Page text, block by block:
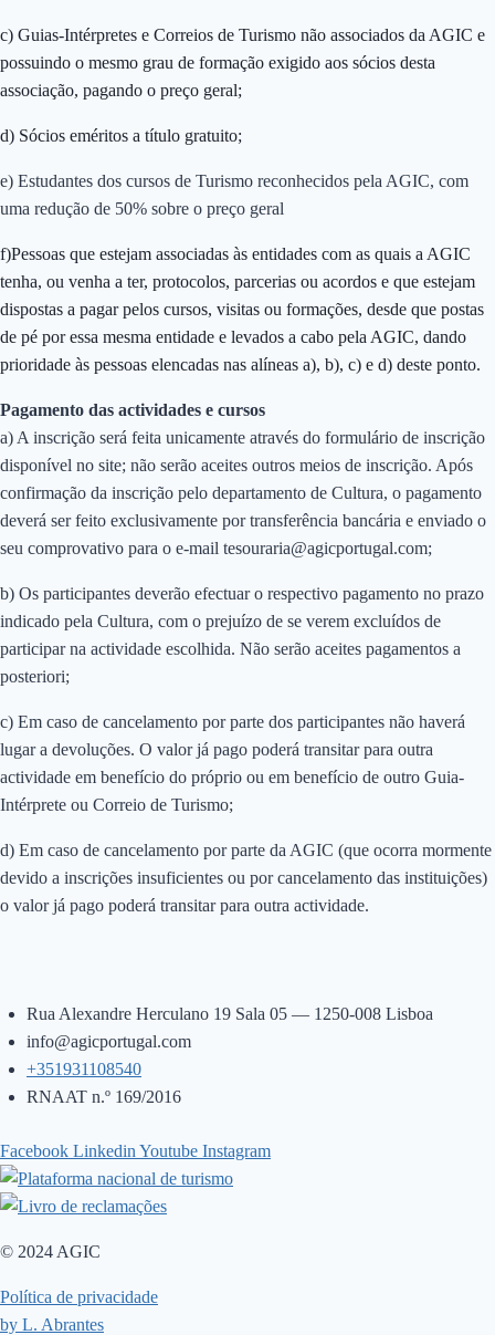
c) Guias-Intérpretes e Correios de Turismo não associados da AGIC e
possuindo o mesmo grau de formação exigido aos sócios desta
associação, pagando o preço geral;
d) Sócios eméritos a título gratuito;
e) Estudantes dos cursos de Turismo reconhecidos pela AGIC, com
uma redução de 50% sobre o preço geral
f)Pessoas que estejam associadas às entidades com as quais a AGIC
tenha, ou venha a ter, protocolos, parcerias ou acordos e que estejam
dispostas a pagar pelos cursos, visitas ou formações, desde que postas
de pé por essa mesma entidade e levados a cabo pela AGIC, dando
prioridade às pessoas elencadas nas alíneas a), b), c) e d) deste ponto.
Pagamento das actividades e cursos
a) A inscrição será feita unicamente através do formulário de inscrição
disponível no site; não serão aceites outros meios de inscrição. Após
confirmação da inscrição pelo departamento de Cultura, o pagamento
deverá ser feito exclusivamente por transferência bancária e enviado o
seu comprovativo para o e-mail tesouraria@agicportugal.com;
b) Os participantes deverão efectuar o respectivo pagamento no prazo
indicado pela Cultura, com o prejuízo de se verem excluídos de
participar na actividade escolhida. Não serão aceites pagamentos a
posteriori;
c) Em caso de cancelamento por parte dos participantes não haverá
lugar a devoluções. O valor já pago poderá transitar para outra
actividade em benefício do próprio ou em benefício de outro Guia-
Intérprete ou Correio de Turismo;
d) Em caso de cancelamento por parte da AGIC (que ocorra mormente
devido a inscrições insuficientes ou por cancelamento das instituições)
o valor já pago poderá transitar para outra actividade.
Rua Alexandre Herculano 19 Sala 05 — 1250-008 Lisboa
info@agicportugal.com
+351931108540
RNAAT n.º 169/2016
Facebook Linkedin Youtube Instagram
© 2024 AGIC
Política de privacidade
by L. Abrantes